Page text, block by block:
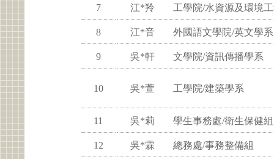
7 江*羚 工學院/水資源及環境
8 江*音 外國語文學院/英文學系
9 吳*軒 文學院/資訊傳播學系
10 吳*萱 工學院/建築學系
11 吳*莉 學生事務處/衛生保健組
12 吳*霖 總務處/事務整備組